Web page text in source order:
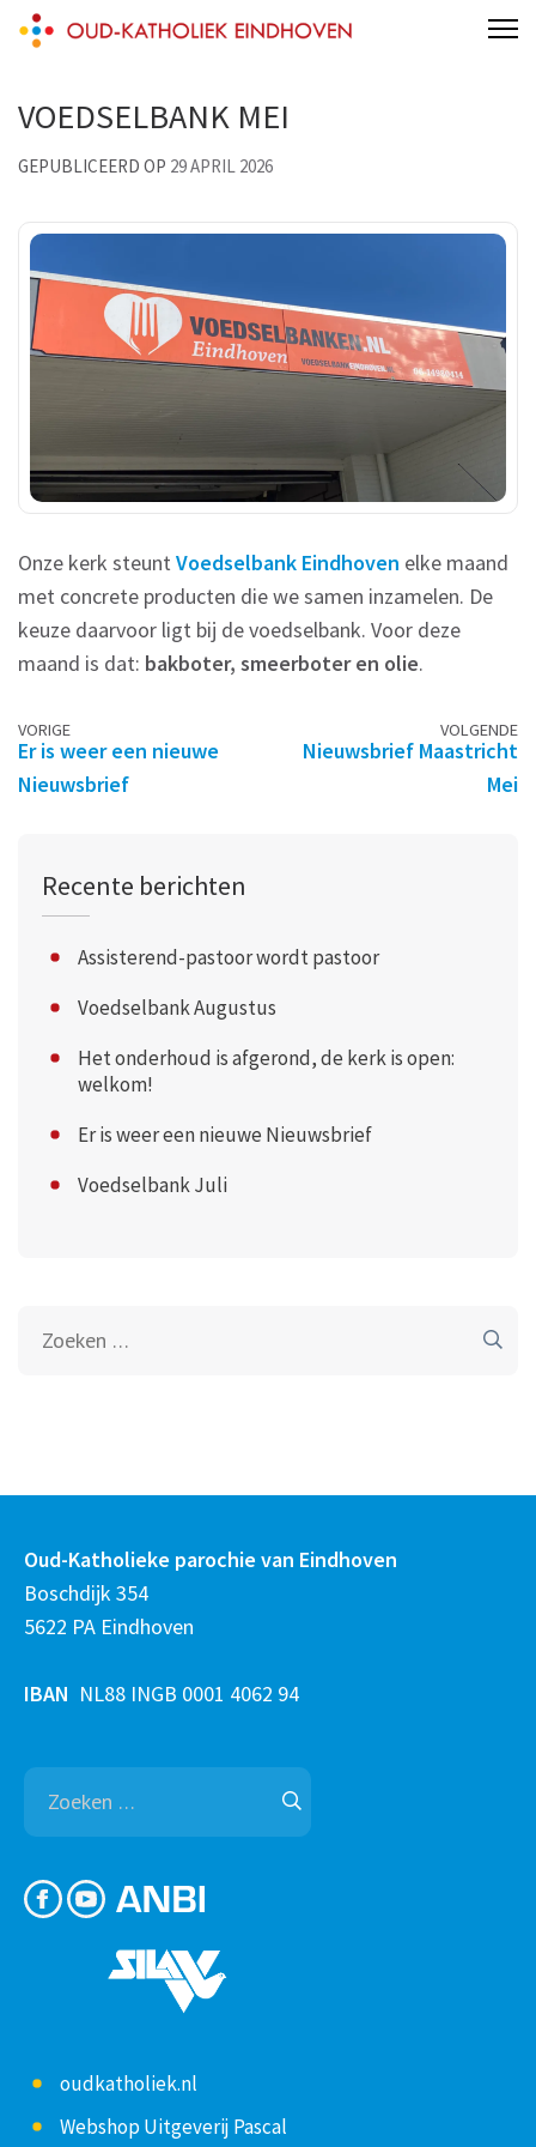
Skip
(Press
Oud-Katholieke parochie van
VOEDSELBANK MEI
GEPUBLICEERD OP 29 APRIL 2026
Onze kerk steunt Voedselbank Eindhoven elke maand
met concrete producten die we samen inzamelen. De
keuze daarvoor ligt bij de voedselbank. Voor deze
maand is dat: bakboter, smeerboter en olie.
Berichtennavigatie
VORIGE
Er is weer een nieuwe
Nieuwsbrief
VOLGENDE
Nieuwsbrief Maastricht
Mei
Recente berichten
Assisterend-pastoor wordt pastoor
Voedselbank Augustus
Het onderhoud is afgerond, de kerk is open:
welkom!
Er is weer een nieuwe Nieuwsbrief
Voedselbank Juli
Oud-Katholieke parochie van Eindhoven
Boschdijk 354
5622 PA Eindhoven
IBAN NL88 INGB 0001 4062 94
Zoeken
naar:
oudkatholiek.nl
Webshop Uitgeverij Pascal